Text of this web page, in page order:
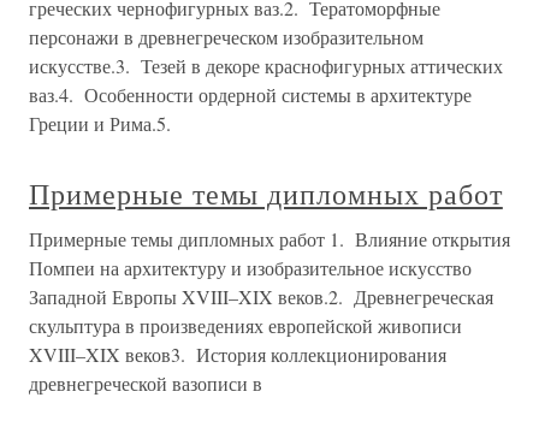
греческих чернофигурных ваз.2. Тератоморфные
персонажи в древнегреческом изобразительном
искусстве.3. Тезей в декоре краснофигурных аттических
ваз.4. Особенности ордерной системы в архитектуре
Греции и Рима.5.
Примерные темы дипломных работ
Примерные темы дипломных работ 1. Влияние открытия
Помпеи на архитектуру и изобразительное искусство
Западной Европы XVIII–XIX веков.2. Древнегреческая
скульптура в произведениях европейской живописи
XVIII–XIX веков3. История коллекционирования
древнегреческой вазописи в